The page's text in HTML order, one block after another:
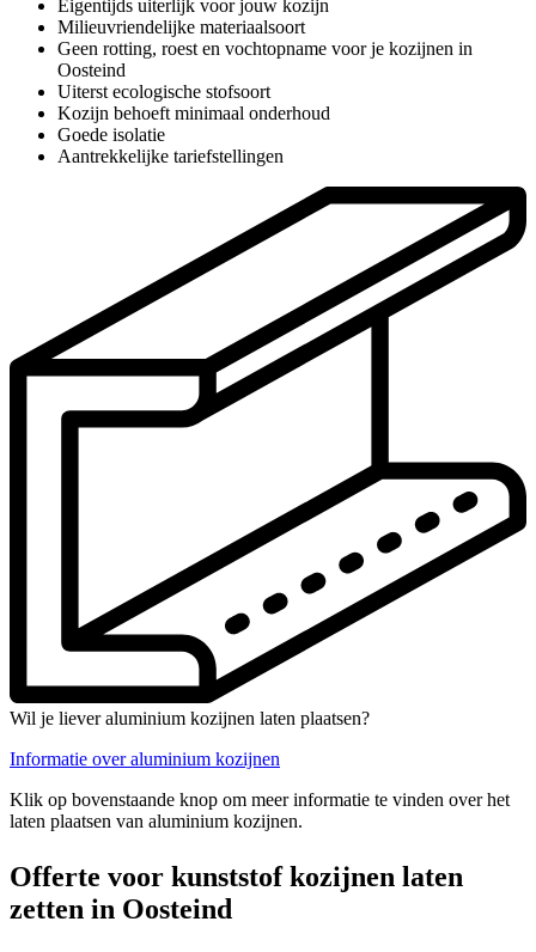
Eigentijds uiterlijk voor jouw kozijn
Milieuvriendelijke materiaalsoort
Geen rotting, roest en vochtopname voor je kozijnen in
Oosteind
Uiterst ecologische stofsoort
Kozijn behoeft minimaal onderhoud
Goede isolatie
Aantrekkelijke tariefstellingen
Wil je liever aluminium kozijnen laten plaatsen?
Informatie over aluminium kozijnen
Klik op bovenstaande knop om meer informatie te vinden over het
laten plaatsen van aluminium kozijnen.
Offerte voor kunststof kozijnen laten
zetten in Oosteind